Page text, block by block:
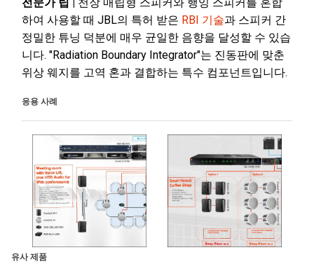
전문가 팁 |
천장 매립형 스피커와 행잉 스피커를 혼합
하여 사용할 때 JBL의 특허 받은 RBI 기술과 스피커 간
정밀한 튜닝 덕분에 매우 균일한 음향을 달성할 수 있습
니다. "Radiation Boundary Integrator"는 진동판에 맞춘
위상 웨지를 고역 혼과 결합하는 특수 컴포넌트입니다.
응용 사례
유사 제품